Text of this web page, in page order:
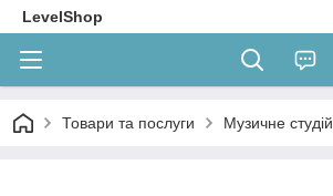
LevelShop
Товари та послуги Музичне